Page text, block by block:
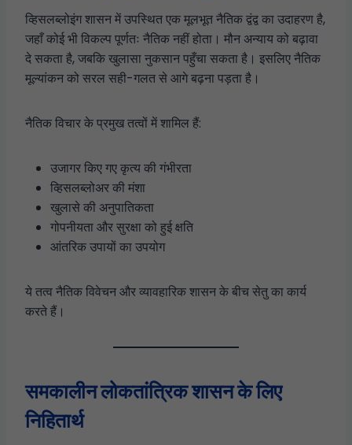
व्हिसलब्लोइंग शासन में उपस्थित एक मूलभूत नैतिक द्वंद्व का उदाहरण है,
जहाँ कोई भी विकल्प पूर्णतः नैतिक नहीं होता। मौन अन्याय को बढ़ावा
दे सकता है, जबकि खुलासा नुकसान पहुँचा सकता है। इसलिए नैतिक
मूल्यांकन को सरल सही-गलत से आगे बढ़ना पड़ता है।
नैतिक विचार के प्रमुख तत्वों में शामिल हैं:
उजागर किए गए कृत्य की गंभीरता
व्हिसलब्लोअर की मंशा
खुलासे की अनुपातिकता
गोपनीयता और सुरक्षा को हुई क्षति
आंतरिक उपायों का उपयोग
ये तत्व नैतिक विवेचन और व्यावहारिक शासन के बीच सेतु का कार्य
करते हैं।
समकालीन लोकतांत्रिक शासन के लिए
निहितार्थ